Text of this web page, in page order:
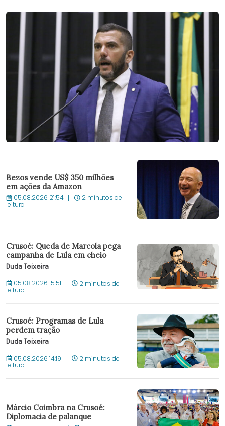
Bezos vende US$ 350 milhões
em ações da Amazon
05.08.2026 21:54 2 minutos de
leitura
Crusoé: Queda de Marcola pega
campanha de Lula em cheio
Duda Teixeira
05.08.2026 15:51 2 minutos de
leitura
Crusoé: Programas de Lula
perdem tração
Duda Teixeira
05.08.2026 14:19 2 minutos de
leitura
Márcio Coimbra na Crusoé:
Diplomacia de palanque